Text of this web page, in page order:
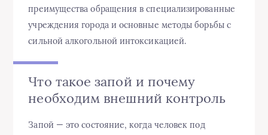
преимущества обращения в специализированные
учреждения города и основные методы борьбы с
сильной алкогольной интоксикацией.
Что такое запой и почему
необходим внешний контроль
Запой — это состояние, когда человек под